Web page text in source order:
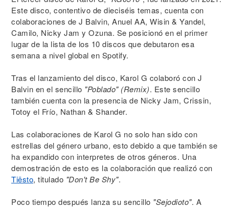
Este disco, contentivo de dieciséis temas, cuenta con
colaboraciones de J Balvin, Anuel AA, Wisin & Yandel,
Camilo, Nicky Jam y Ozuna. Se posicionó en el primer
lugar de la lista de los 10 discos que debutaron esa
semana a nivel global en Spotify.
Tras el lanzamiento del disco, Karol G colaboró con J
Balvin en el sencillo "Poblado" (Remix). Este sencillo
también cuenta con la presencia de Nicky Jam, Crissin,
Totoy el Frío, Nathan & Shander.
Las colaboraciones de Karol G no solo han sido con
estrellas del género urbano, esto debido a que también se
ha expandido con interpretes de otros géneros. Una
demostración de esto es la colaboración que realizó con
Tiësto, titulado "Don't Be Shy".
Poco tiempo después lanza su sencillo "Sejodioto". A